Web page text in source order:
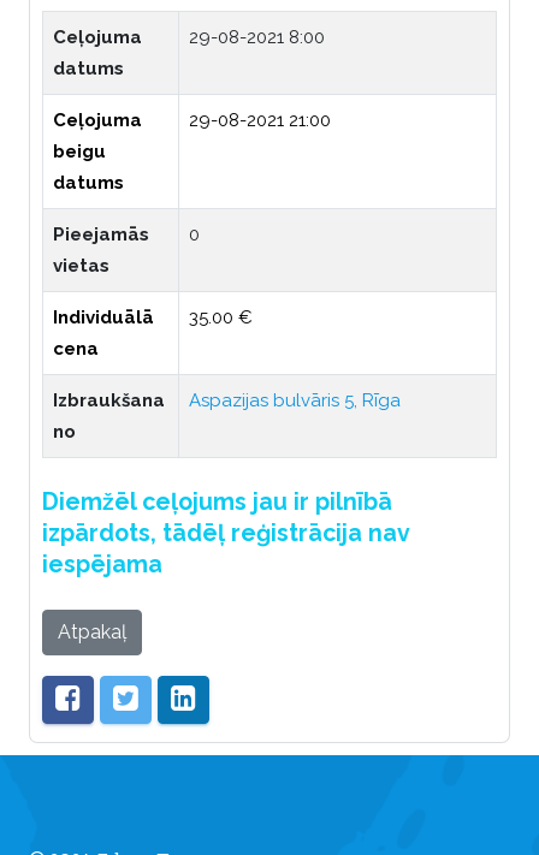
Ceļojuma
datums
29-08-2021 8:00
Ceļojuma
beigu
datums
29-08-2021 21:00
Pieejamās
vietas
0
Individuālā
cena
35.00 €
Izbraukšana
no
Aspazijas bulvāris 5, Rīga
Diemžēl ceļojums jau ir pilnībā
izpārdots, tādēļ reģistrācija nav
iespējama
Atpakaļ